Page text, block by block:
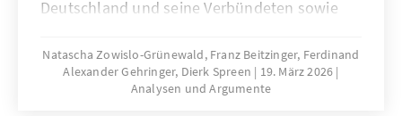
Deutschland und seine Verbündeten sowie
stellen die Bundeswehr vor neue
Herausforderungen. Künstliche Intelligenz ist
aber nicht nur Treiber bei diesen
Natascha Zowislo-Grünewald, Franz Beitzinger, Ferdinand
Alexander Gehringer, Dierk Spreen
19. März 2026
Analysen und Argumente